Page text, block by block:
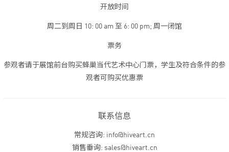
开放时间
周二到周日 10: 00 am 至 6: 00 pm; 周一闭馆
票务
参观者请于展馆前台购买蜂巢当代艺术中心门票，学生及符合条件的参
观者可购买优惠票
联系信息
常规咨询: info@hiveart.cn
销售垂询: sales@hiveart.cn